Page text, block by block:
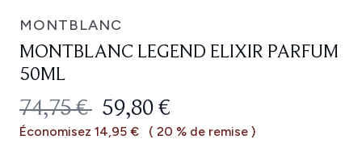
MONTBLANC
MONTBLANC LEGEND ELIXIR PARFUM
50ML
PRIX DE VENTE :
74,75 € PRIX ​​ACTUEL :
59,80 €
Économisez 14,95 € ( 20 % de remise )